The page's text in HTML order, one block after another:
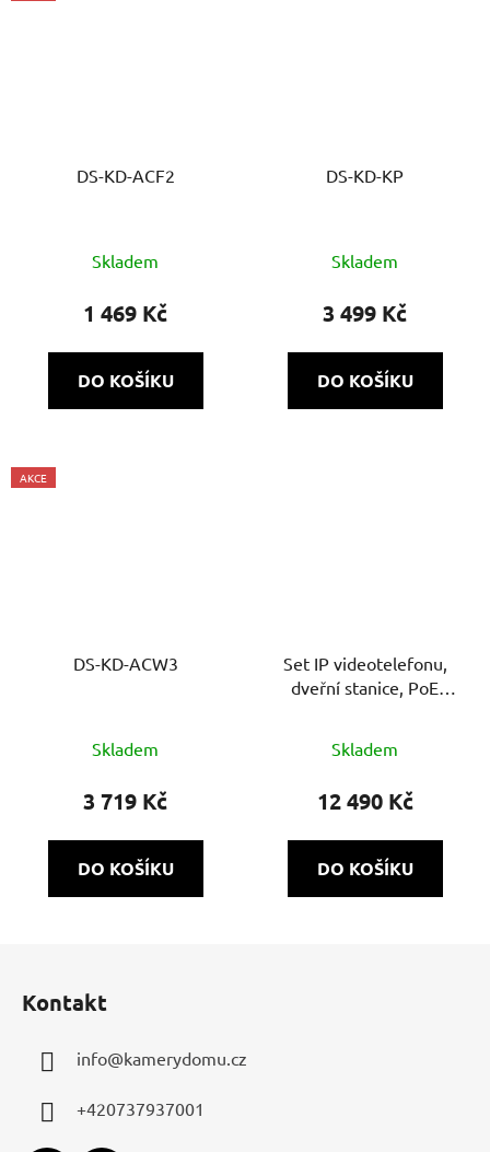
DS-KD-ACF2
Skladem
1 469 Kč
DO KOŠÍKU
DS-KD-KP
Skladem
3 499 Kč
DO KOŠÍKU
AKCE
DS-KD-ACW3
Skladem
3 719 Kč
DO KOŠÍKU
Set IP videotelefonu,
dveřní stanice, PoE
hodnocení
produktu
5,0
z
Skladem
12 490 Kč
DO KOŠÍKU
Kontakt
info@kamerydomu.cz
+420737937001